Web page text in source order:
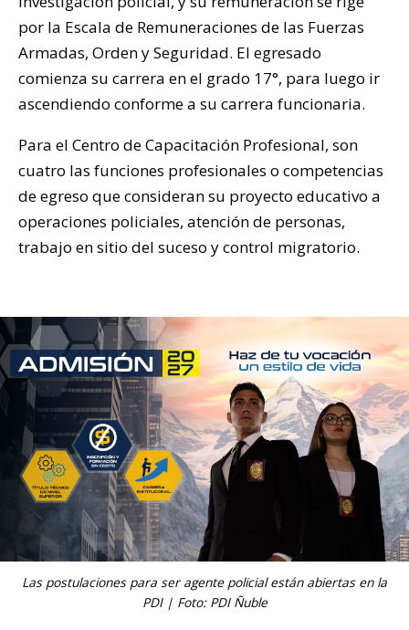
por la Escala de Remuneraciones de las Fuerzas
Armadas, Orden y Seguridad. El egresado
comienza su carrera en el grado 17°, para luego ir
ascendiendo conforme a su carrera funcionaria.
Para el Centro de Capacitación Profesional, son
cuatro las funciones profesionales o competencias
de egreso que consideran su proyecto educativo a
operaciones policiales, atención de personas,
trabajo en sitio del suceso y control migratorio.
Las postulaciones para ser agente policial están abiertas en la
PDI | Foto: PDI Ñuble